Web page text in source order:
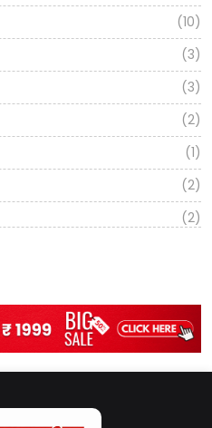
(10)
(3)
(3)
(2)
(1)
(2)
(2)